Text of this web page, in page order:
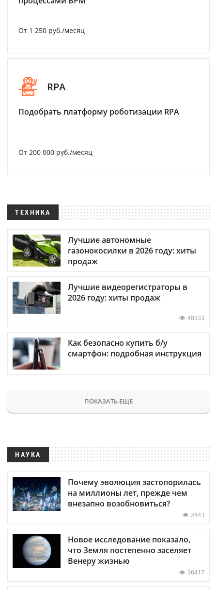
От 1 250 руб./месяц
RPA
Подобрать платформу роботизации RPA
От 200 000 руб./месяц
ТЕХНИКА
Лучшие автономные
газонокосилки в 2026 году: хиты
продаж
Лучшие видеорегистраторы в
2026 году: хиты продаж
48933
Как безопасно купить б/у
смартфон: подробная инструкция
ПОКАЗАТЬ ЕЩЕ
НАУКА
Почему эволюция застопорилась
на миллионы лет, прежде чем
внезапно возобновиться?
2443
Новое исследование показало,
что Земля постепенно заселяет
Венеру жизнью
36417